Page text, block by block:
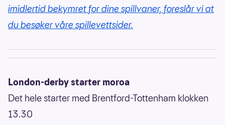
imidlertid bekymret for dine spillvaner, foreslår vi at
du besøker våre spillevettsider.
London-derby starter moroa
Det hele starter med Brentford-Tottenham klokken
13.30